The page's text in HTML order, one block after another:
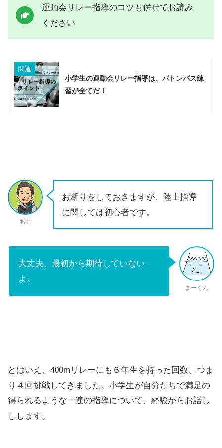
運動会リレー指導のコツも併せてお読み
ください
関連
小学生の運動会リレー指導は、バトンパス練
習が全てだ！
あお
お断りをしておきますが、陸上指導
に関しては初心者です。
大丈夫、最初から期待していない
よ。
まーくん
とはいえ、400mリレーにも６年生を持った回数、つま
り４回挑戦してきました。小学生が自分たちで満足の
得られるような一連の指導について、経験からお話し
しします。